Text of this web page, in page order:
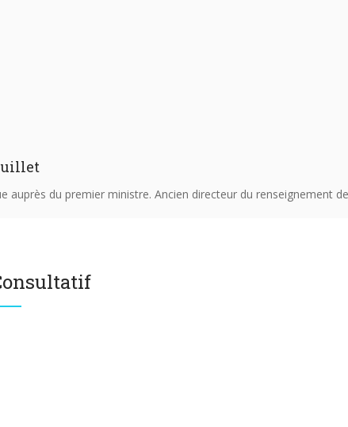
auprès du premier ministre. Ancien directeur du renseignement